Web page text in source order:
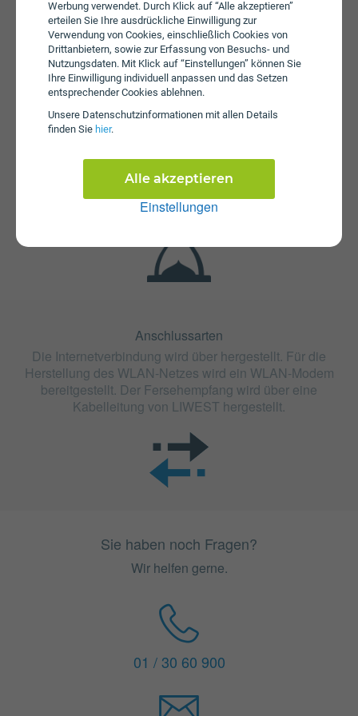
Werbung verwendet. Durch Klick auf “Alle akzeptieren”
erteilen Sie Ihre ausdrückliche Einwilligung zur
Verwendung von Cookies, einschließlich Cookies von
Drittanbietern, sowie zur Erfassung von Besuchs- und
Nutzungsdaten. Mit Klick auf “Einstellungen” können Sie
Ihre Einwilligung individuell anpassen und das Setzen
entsprechender Cookies ablehnen.
Unsere Daten­schutz­informationen mit allen Details
finden Sie hier.
Einstellungen
Alle akzeptieren
Die Kündigungsfrist beträgt 1 Monat.
Anschlussarten
Die Internetverbindung wird über hergestellt. Für die
Herstellung des WLAN-Netzes wird ein WLAN-Modem
bereitgestellt. Der Fersehempfang wird über eine
Kabelleitung von LIWEST hergestellt.
Sie haben noch Fragen?
Wir helfen gerne.
01 / 30 60 900